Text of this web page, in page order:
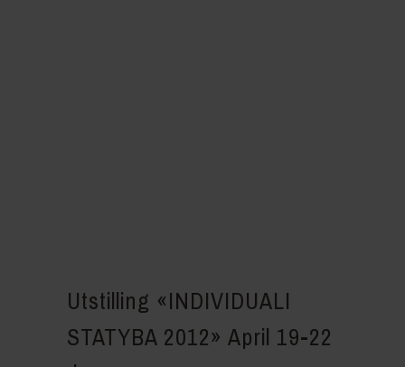
Utstilling «INDIVIDUALI
STATYBA 2012» April 19-22